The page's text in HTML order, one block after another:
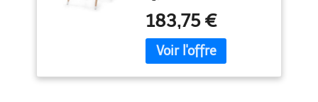
amovible et lavable,
assise ergonomique
et inclinable, double
plateau réglable,
Rembourrage en tissu
efeftto cuir amovible
pour un nettoyage facile.
protections pectorales,
183,75 €